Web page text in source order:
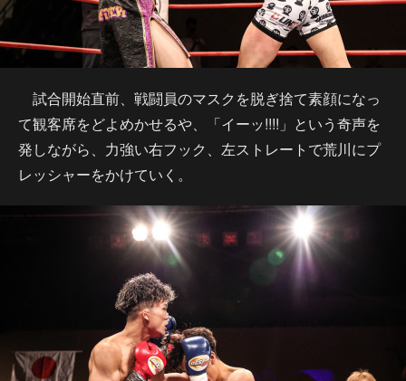
試合開始直前、戦闘員のマスクを脱ぎ捨て素顔になっ
て観客席をどよめかせるや、「イーッ!!!!」という奇声を
発しながら、力強い右フック、左ストレートで荒川にプ
レッシャーをかけていく。